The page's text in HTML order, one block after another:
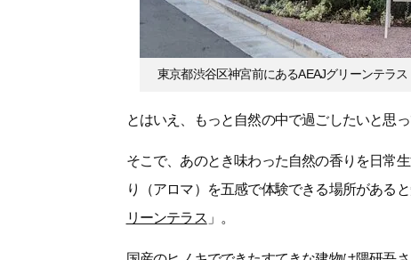
東京都渋谷区神宮前にあるAEAJグリーンテラス
とはいえ、もっと自然の中で過ごしたいと思
そこで、あのとき味わった自然の香りを日常
り（アロマ）を五感で体験できる場所があ
リーンテラス 」。